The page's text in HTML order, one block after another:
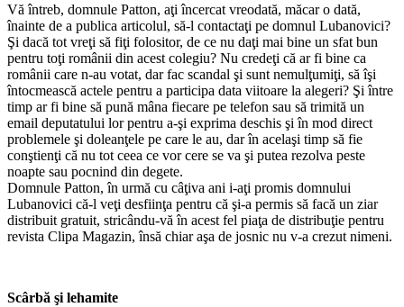
Vă întreb, domnule Patton, aţi încercat vreodată, măcar o dată,
înainte de a publica articolul, să-l contactaţi pe domnul Lubanovici?
Şi dacă tot vreţi să fiţi folositor, de ce nu daţi mai bine un sfat bun
pentru toţi românii din acest colegiu? Nu credeţi că ar fi bine ca
românii care n-au votat, dar fac scandal şi sunt nemulţumiţi, să îşi
întocmească actele pentru a participa data viitoare la alegeri? Şi între
timp ar fi bine să pună mâna fiecare pe telefon sau să trimită un
email deputatului lor pentru a-şi exprima deschis şi în mod direct
problemele şi doleanţele pe care le au, dar în acelaşi timp să fie
conştienţi că nu tot ceea ce vor cere se va şi putea rezolva peste
noapte sau pocnind din degete.
Domnule Patton, în urmă cu câţiva ani i-aţi promis domnului
Lubanovici că-l veţi desfiinţa pentru că şi-a permis să facă un ziar
distribuit gratuit, stricându-vă în acest fel piaţa de distribuţie pentru
revista Clipa Magazin, însă chiar aşa de josnic nu v-a crezut nimeni.
Scârbă şi lehamite